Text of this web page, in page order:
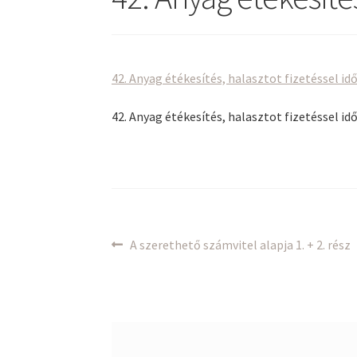
42. Anyag étékesítés, halasztot fizetéssel
42. Anyag étékesítés, halasztot fizetéssel
Bejegyzés
Previous
A szerethető számvitel alapja 1. + 2. rész